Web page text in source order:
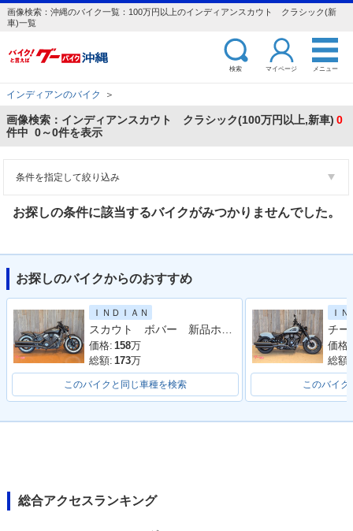
画像検索：沖縄のバイク一覧：100万円以上のインディアンスカウト クラシック(新
車)一覧
検索 マイページ メニュー
インディアンのバイク ＞
画像検索：インディアンスカウト クラシック(100万円以上,新車) 0
件中 0～0件を表示
条件を指定して絞り込み
お探しの条件に該当するバイクがみつかりませんでした。
お探しのバイクからのおすすめ
ＩＮＤＩＡＮ
スカウト ボバー 新品ホワイトウオールタイヤ装着済み
価格: 158万
総額: 173万
このバイクと同じ車種を検索
Ｉ
価格:
総額:
このバイク
総合アクセスランキング